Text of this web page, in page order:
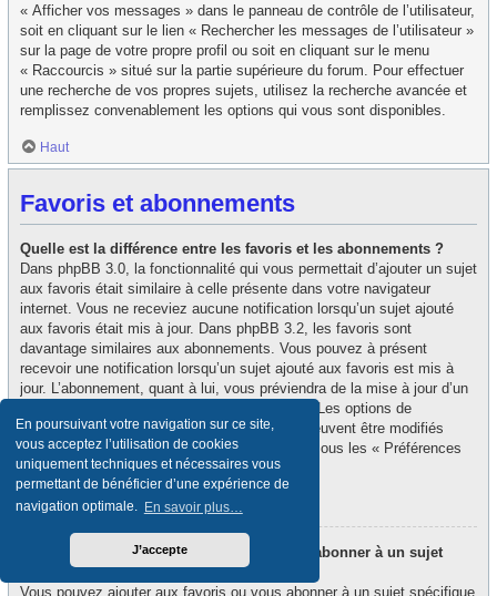
En poursuivant votre navigation sur ce site,
vous acceptez l’utilisation de cookies
uniquement techniques et nécessaires vous
permettant de bénéficier d’une expérience de
navigation optimale. En savoir plus…
J’accepte
« Afficher vos messages » dans le panneau de contrôle de l’utilisateur,
soit en cliquant sur le lien « Rechercher les messages de l’utilisateur »
sur la page de votre propre profil ou soit en cliquant sur le menu
« Raccourcis » situé sur la partie supérieure du forum. Pour effectuer
une recherche de vos propres sujets, utilisez la recherche avancée et
remplissez convenablement les options qui vous sont disponibles.
Haut
Favoris et abonnements
Quelle est la différence entre les favoris et les abonnements ?
Dans phpBB 3.0, la fonctionnalité qui vous permettait d’ajouter un sujet
aux favoris était similaire à celle présente dans votre navigateur
internet. Vous ne receviez aucune notification lorsqu’un sujet ajouté
aux favoris était mis à jour. Dans phpBB 3.2, les favoris sont
davantage similaires aux abonnements. Vous pouvez à présent
recevoir une notification lorsqu’un sujet ajouté aux favoris est mis à
jour. L’abonnement, quant à lui, vous préviendra de la mise à jour d’un
forum ou d’un sujet auquel vous êtes abonné. Les options de
notification des favoris et des abonnements peuvent être modifiés
depuis le panneau de contrôle de l’utilisateur, sous les « Préférences
du forum ».
Haut
Comment puis-je ajouter aux favoris ou m’abonner à un sujet
spécifique ?
Vous pouvez ajouter aux favoris ou vous abonner à un sujet spécifique